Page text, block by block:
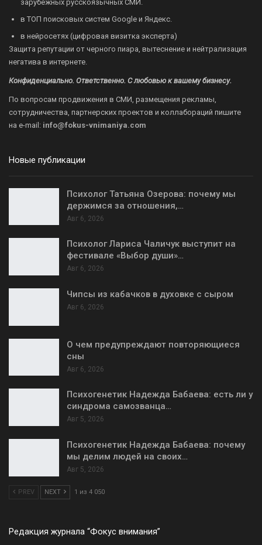
зарубежных русскоязычных СМИ.
в ТОП поисковых систем Google и Яндекс.
в нейросетях (цифровая визитка эксперта)
Защита репутации от черного пиара, вытеснение и нейтрализация
негатива в интернете.
Конфиденциально. Ответственно. С любовью к вашему бизнесу.
По вопросам продвижения в СМИ, размещения рекламы,
сотрудничества, партнерских проектов и коллабораций пишите
на e-mail: info@fokus-vnimaniya.com
Новые публикации
Психолог Татьяна Озерова: почему мы
держимся за отношения,…
Авг 6, 2026
Психолог Лариса Чаличук выступит на
фестивале «Выбор души»…
Авг 6, 2026
Чипсы из кабачков в духовке с сыром
Авг 6, 2026
О чем предупреждают повторяющиеся
сны
Авг 6, 2026
Психогенетик Надежда Бабаева: есть ли у
синдрома самозванца…
Авг 5, 2026
Психогенетик Надежда Бабаева: почему
мы делим людей на своих…
Авг 5, 2026
PREV NEXT 1 из 4 050
Редакция журнала “Фокус внимания”